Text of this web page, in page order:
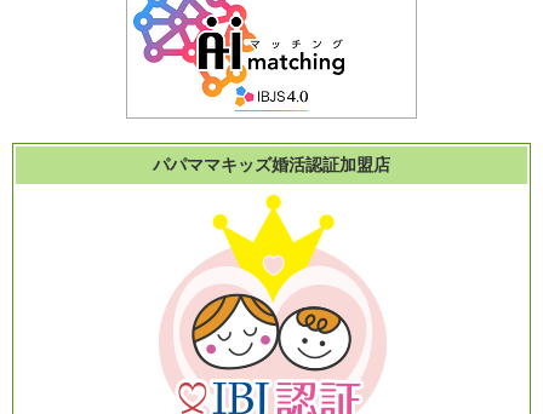
パパママキッズ婚活認証加盟店